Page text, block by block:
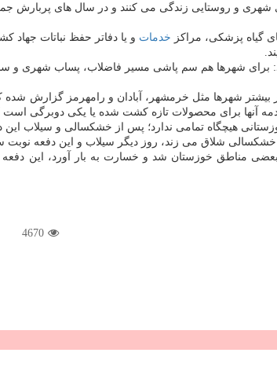
و روستایی زندگی می كنند و در سال های پربارش
گیاه پزشكی، مراكز خدمات و یا دفاتر حفظ نباتات
برای شهرها هم سم پاشی مسیر فاضلاب، پساب شهری
در بیشتر شهرها مثل خرمشهر، آبادان و رامهرمز
برای محصولات تازه كشت شده یا یكی دوبرگی است
هیچگاه تمامی ندارد؛ پس از خشكسالی و سیلاب
شلاق می زند، روز دیگر سیلاب و این دفعه
مناطق خوزستان شد و خسارت به بار آورد، این دفعه
4670